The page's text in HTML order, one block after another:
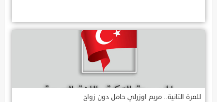
للمرة الثانية.. مريم اوزرلي حامل دون زواج